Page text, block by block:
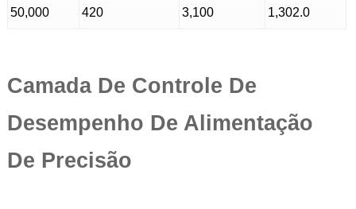
50,000 420 3,100 1,302.0
Camada De Controle De
Desempenho De Alimentação
De Precisão